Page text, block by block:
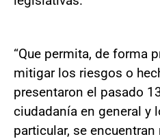
“Que permita, de forma
mitigar los riesgos o
presentaron el pasado
ciudadanía en general y
particular, se